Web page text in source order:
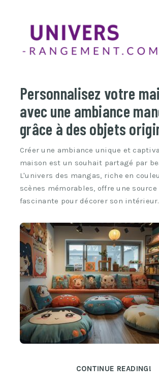
Personnalisez votre
avec une ambiance
grâce à des objets
Créer une ambiance unique et
maison est un souhait partagé par
L'univers des mangas, riche en
scènes mémorables, offre une
fascinante pour décorer son
CONTINUE READING!